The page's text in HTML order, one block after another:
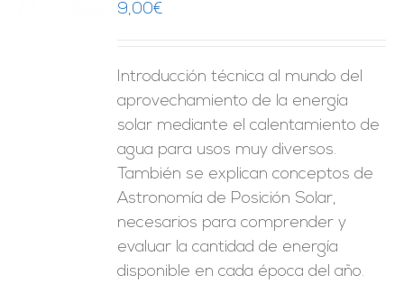
9,00€
Introducción técnica al mundo del
aprovechamiento de la energía
solar mediante el calentamiento de
agua para usos muy diversos.
También se explican conceptos de
Astronomía de Posición Solar,
necesarios para comprender y
evaluar la cantidad de energía
disponible en cada época del año.